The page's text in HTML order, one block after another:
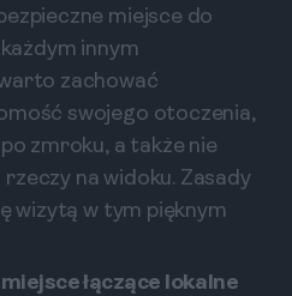
miejsce do
innym
zachować
swojego otoczenia,
zmroku, a także nie
na widoku. Zasady
wizytą w tym pięknym
łączące lokalne